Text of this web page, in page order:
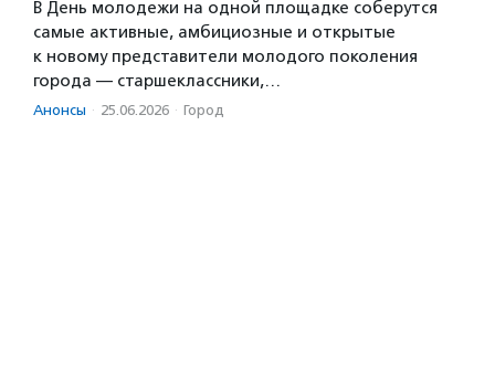
В День молодежи на одной площадке соберутся
самые активные, амбициозные и открытые
к новому представители молодого поколения
города — старшеклассники,…
Анонсы · 25.06.2026 · Город